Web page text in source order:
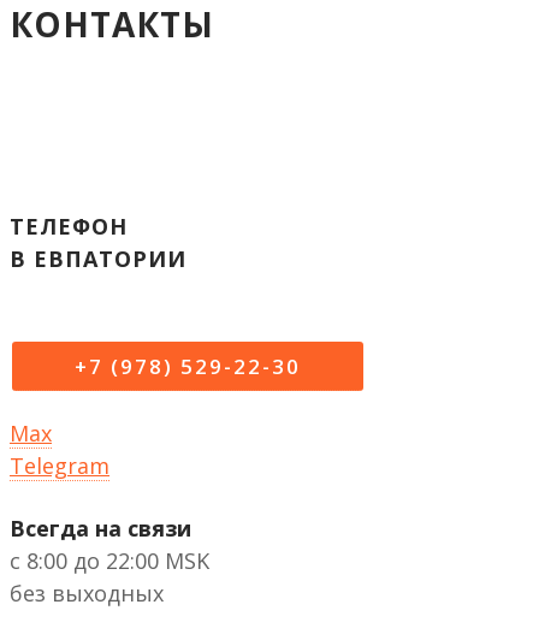
КОНТАКТЫ
ТЕЛЕФОН
В ЕВПАТОРИИ
+7 (978) 529-22-30
Max
Telegram
Всегда на связи
с 8:00 до 22:00 MSK
без выходных